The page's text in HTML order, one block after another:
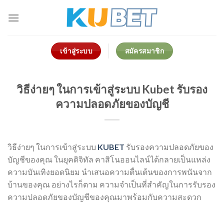
เข้าสู่ระบบ สมัครสมาชิก
วิธีง่ายๆ ในการเข้าสู่ระบบ Kubet รับรอง
ความปลอดภัยของบัญชี
วิธีง่ายๆ ในการเข้าสู่ระบบ KUBET รับรองความปลอดภัยของ
บัญชีของคุณ ในยุคดิจิทัล คาสิโนออนไลน์ได้กลายเป็นแหล่ง
ความบันเทิงยอดนิยม นำเสนอความตื่นเต้นของการพนันจาก
บ้านของคุณ อย่างไรก็ตาม ความจำเป็นที่สำคัญในการรับรอง
ความปลอดภัยของบัญชีของคุณมาพร้อมกับความสะดวก